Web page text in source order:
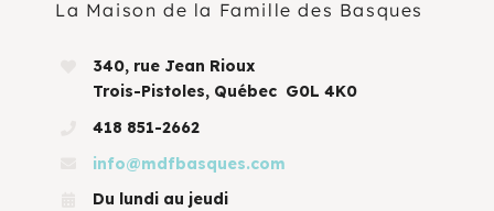
La Maison de la Famille des Basques
340, rue Jean Rioux
Trois-Pistoles, Québec G0L 4K0
418 851-2662
info@mdfbasques.com
Du lundi au jeudi